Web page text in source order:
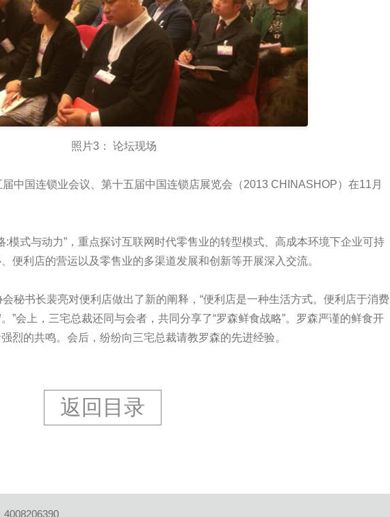
照片3： 论坛现场
中国连锁业会议、第十五届中国连锁店展览会（2013 CHINASHOP）在11月
:模式与动力”，重点探讨互联网时代零售业的转型模式、高成本环境下企业可持
便利店的营运以及零售业的多渠道发展和创新等开展深入交流。
秘书长裴亮对便利店做出了新的阐释，“便利店是一种生活方式。便利店于消费
”会上，三宅总裁还同与会者，共同分享了“罗森鲜食战略”。罗森严谨的鲜食开
烈的共鸣。会后，纷纷向三宅总裁请教罗森的先进经验。
返回目录
4008206390